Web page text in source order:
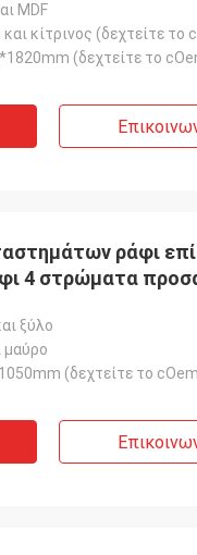
MDF
κίτρινος (δεχτείτε το
(δεχτείτε το
ράφι
4 στρώματα
ξύλο
μαύρο
(δεχτείτε το